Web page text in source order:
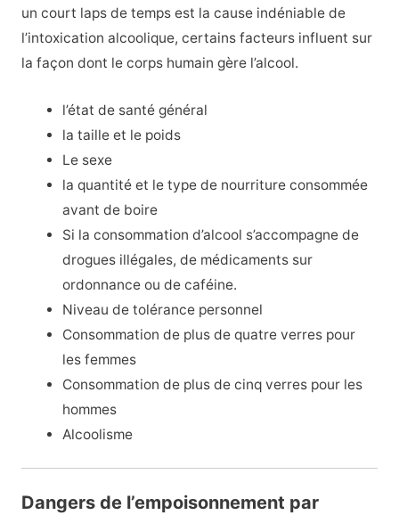
un court laps de temps est la cause indéniable de
l’intoxication alcoolique, certains facteurs influent sur
la façon dont le corps humain gère l’alcool.
l’état de santé général
la taille et le poids
Le sexe
la quantité et le type de nourriture consommée
avant de boire
Si la consommation d’alcool s’accompagne de
drogues illégales, de médicaments sur
ordonnance ou de caféine.
Niveau de tolérance personnel
Consommation de plus de quatre verres pour
les femmes
Consommation de plus de cinq verres pour les
hommes
Alcoolisme
Dangers de l’empoisonnement par